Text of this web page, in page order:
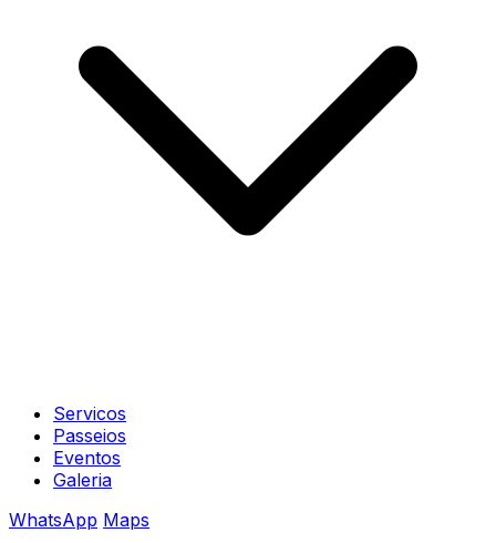
Servicos
Passeios
Eventos
Galeria
WhatsApp Maps